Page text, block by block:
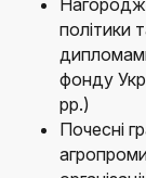
політики
фонду
рр.)
Почесні